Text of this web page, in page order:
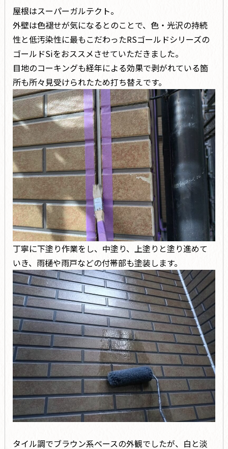
屋根はスーパーガルテクト。
外壁は色褪せが気になるとのことで、色・光沢の持続
性と低汚染性に最もこだわったRSゴールドシリーズの
ゴールドSiをおススメさせていただきました。
目地のコーキングも経年による効果で剥がれている箇
所も所々見受けられたため打ち替えです。
丁寧に下塗り作業をし、中塗り、上塗りと塗り進めて
いき、雨樋や雨戸などの付帯部も塗装します。
タイル調でブラウン系ベースの外観でしたが、白と淡